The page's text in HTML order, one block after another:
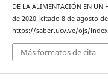
DE LA ALIMENTACIÓN EN
de 2020 [citado 8 de agosto
https://saber.ucv.ve/ojs/
Más formatos de cita